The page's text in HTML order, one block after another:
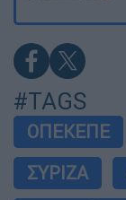
#TAGS
ΟΠΕΚΕΠΕ
ΣΥΡΙΖΑ